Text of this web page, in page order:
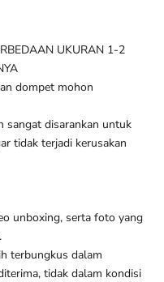
UKURAN 1-2
dompet mohon
sangat disarankan untuk
tidak terjadi kerusakan
unboxing, serta foto yang
terbungkus dalam
tidak dalam kondisi